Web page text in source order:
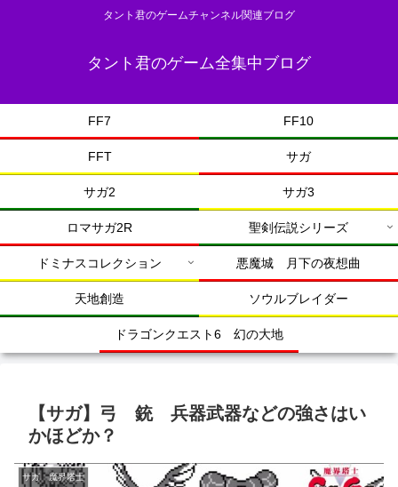
タント君のゲームチャンネル関連ブログ
タント君のゲーム全集中ブログ
FF7 FF10
FFT サガ
サガ2 サガ3
ロマサガ2R 聖剣伝説シリーズ
ドミナスコレクション 悪魔城 月下の夜想曲
天地創造 ソウルブレイダー
ドラゴンクエスト6 幻の大地
【サガ】弓 銃 兵器武器などの強さはい
かほどか？
サガ 魔界塔士